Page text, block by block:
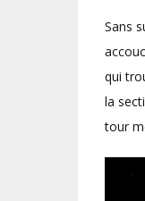
Sans
qui
la
tour